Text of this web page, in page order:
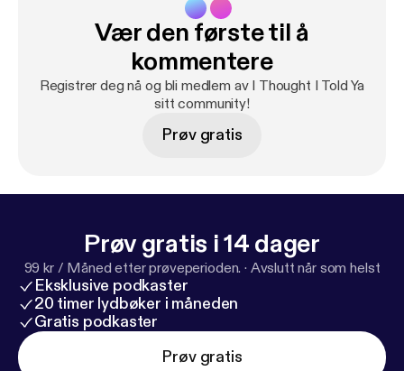
thoughts and how to combat them.
Vær den første til å
kommentere
Registrer deg nå og bli medlem av I Thought I Told Ya
sitt community!
Prøv gratis
Prøv gratis i 14 dager
99 kr / Måned etter prøveperioden. · Avslutt når som helst
Eksklusive podkaster
20 timer lydbøker i måneden
Gratis podkaster
Prøv gratis